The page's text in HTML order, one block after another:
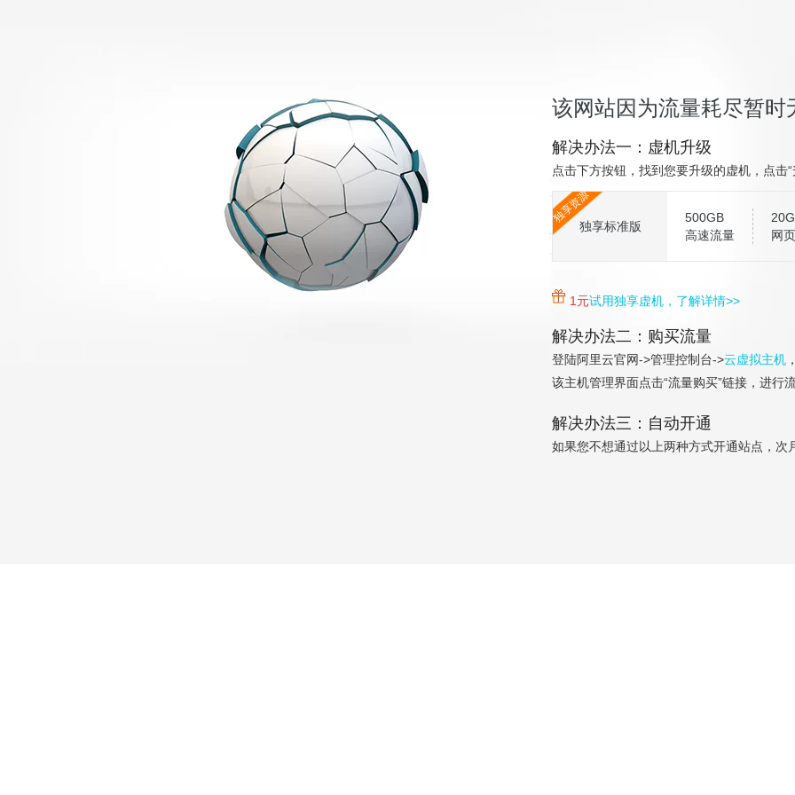
该网站因为流量耗尽暂时
解决办法一：虚机升级
点击下方按钮，找到您要升级的虚机，点击
独享资源
独享标准版
500GB
高速流量
网
1元试用独享虚机，了解详情>>
解决办法二：购买流量
登陆阿里云官网->管理控制台->云虚拟主机
该主机管理界面点击“流量购买”链接，进行
解决办法三：自动开通
如果您不想通过以上两种方式开通站点，次